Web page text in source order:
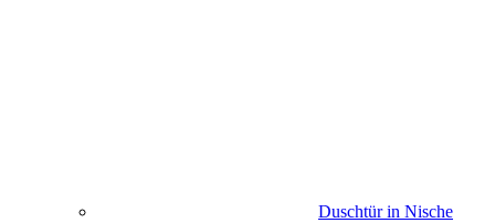
Duschtür in Nische